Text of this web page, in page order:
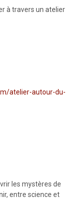
à travers un atelier
atelier-autour-du-
les mystères de
entre science et